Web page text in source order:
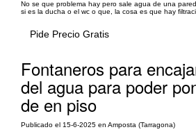
No se que problema hay pero sale agua de una
si es la ducha o el wc o que, la cosa es que hay
Pide Precio Gratis
Fontaneros para
del agua para poder
de en piso
Publicado el 15-6-2025 en Amposta (Tarragona)